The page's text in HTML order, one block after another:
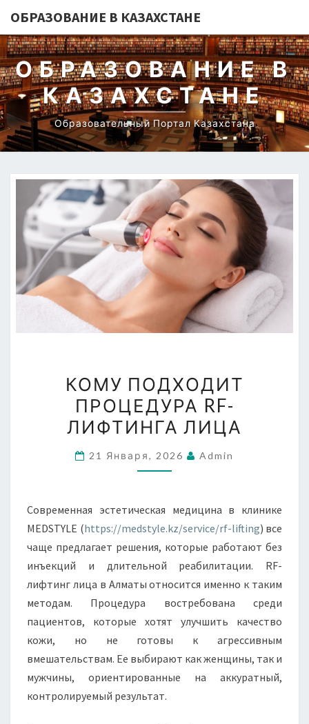
ОБРАЗОВАНИЕ В КАЗАХСТАНЕ
ОБРАЗОВАНИЕ В
КАЗАХСТАНЕ
Образовательный Портал Казахстана
ПОДХОДИТ
ПРОЦЕДУРА
RF-
ЛИЦА
КОМУ ПОДХОДИТ
ПРОЦЕДУРА RF-
ЛИФТИНГА ЛИЦА
21 Января, 2026 Admin
Современная эстетическая медицина в клинике
MEDSTYLE (https://medstyle.kz/service/rf-lifting) все
чаще предлагает решения, которые работают без
инъекций и длительной реабилитации. RF-
лифтинг лица в Алматы относится именно к таким
методам. Процедура востребована среди
пациентов, которые хотят улучшить качество
кожи, но не готовы к агрессивным
вмешательствам. Ее выбирают как женщины, так и
мужчины, ориентированные на аккуратный,
контролируемый результат.